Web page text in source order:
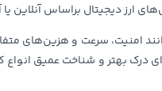
براساس آنلاین یا آفلاین‌بودن و
امنیت، سرعت و هزین‌های
درک بهتر و شناخت عمیق انواع